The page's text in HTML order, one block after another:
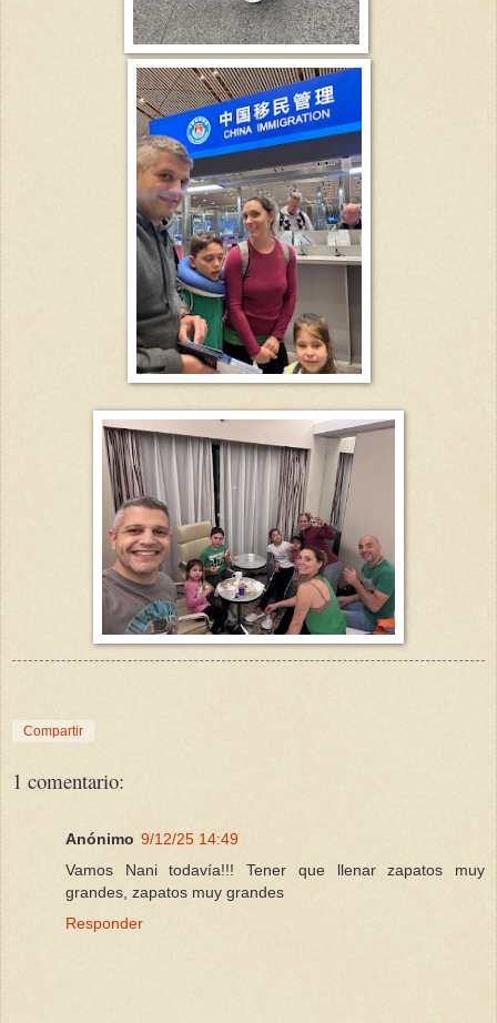
Compartir
1 comentario:
Anónimo 9/12/25 14:49
Vamos Nani todavía!!! Tener que llenar zapatos muy
grandes, zapatos muy grandes
Responder